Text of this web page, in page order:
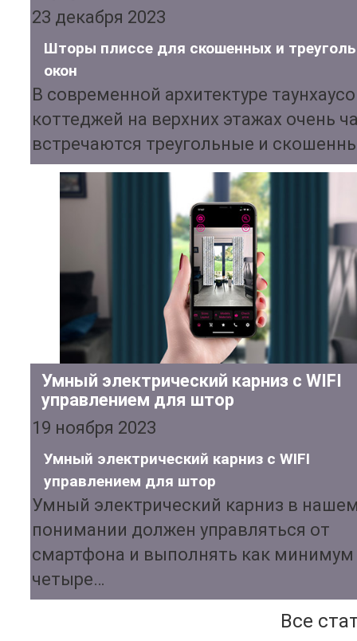
23 декабря 2023
Шторы плиссе для скошенных и
окон
В современной архитектуре
коттеджей на верхних этажах очень
встречаются треугольные и
Умный электрический карниз с WIFI
управлением для штор
19 ноября 2023
Умный электрический карниз с WIFI
управлением для штор
Умный электрический карниз в
понимании должен управляться от
смартфона и выполнять как минимум
четыре…
Все